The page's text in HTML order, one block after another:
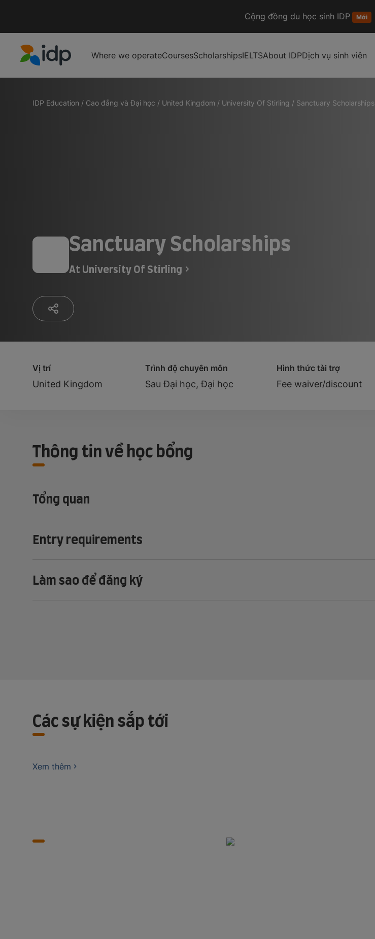
Cộng đồng du học sinh IDP Mới
Where we operateCoursesScholarshipsIELTSAbout IDPDịch vụ sinh viên
IDP Education / Cao đẳng và Đại học / United Kingdom / University Of Stirling / Sanctuary Scholarships
Sanctuary Scholarships
At University Of Stirling
Vị trí
United Kingdom
Trình độ chuyên môn
Sau Đại học, Đại học
Hình thức tài trợ
Fee waiver/discount
Thông tin về học bổng
Tổng quan
Entry requirements
Làm sao để đăng ký
Các sự kiện sắp tới
Xem thêm